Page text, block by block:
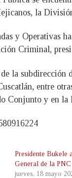
la
y Operativas
Criminal,
la
entre
Conjunto y en
Presidente Bukele
General de la
jueves, 18 mayo